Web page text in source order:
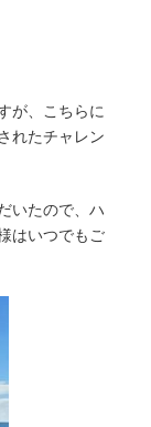
が、こちらに
れたチャレン
いたので、ハ
はいつでもご